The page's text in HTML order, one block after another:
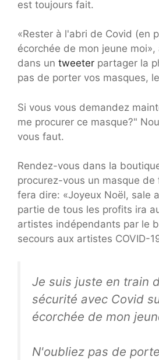
est toujours fait.
«Rester à l'abri de Covid (en
écorchée de mon jeune moi»,
dans un tweeter partager la
pas de porter vos masques,
Si vous vous demandez
me procurer ce masque?"
vous faut.
Rendez-vous dans la
procurez-vous un masque de
fera dire: «Joyeux Noël, sale
partie de tous les profits ira
artistes indépendants par le
secours aux artistes COVID-
Je suis juste en train
sécurité avec Covid
écorchée de mon
N'oubliez pas de